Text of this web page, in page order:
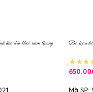
kéo dài theo năm tháng Bó hoa
Mã SP: